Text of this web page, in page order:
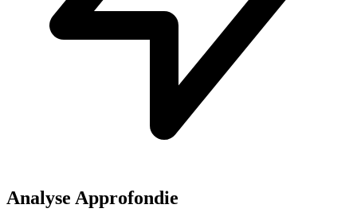
Analyse Approfondie